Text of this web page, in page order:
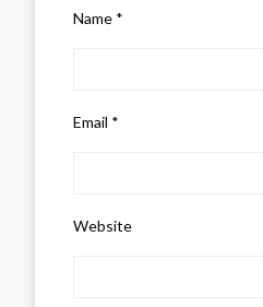
Name *
Email *
Website